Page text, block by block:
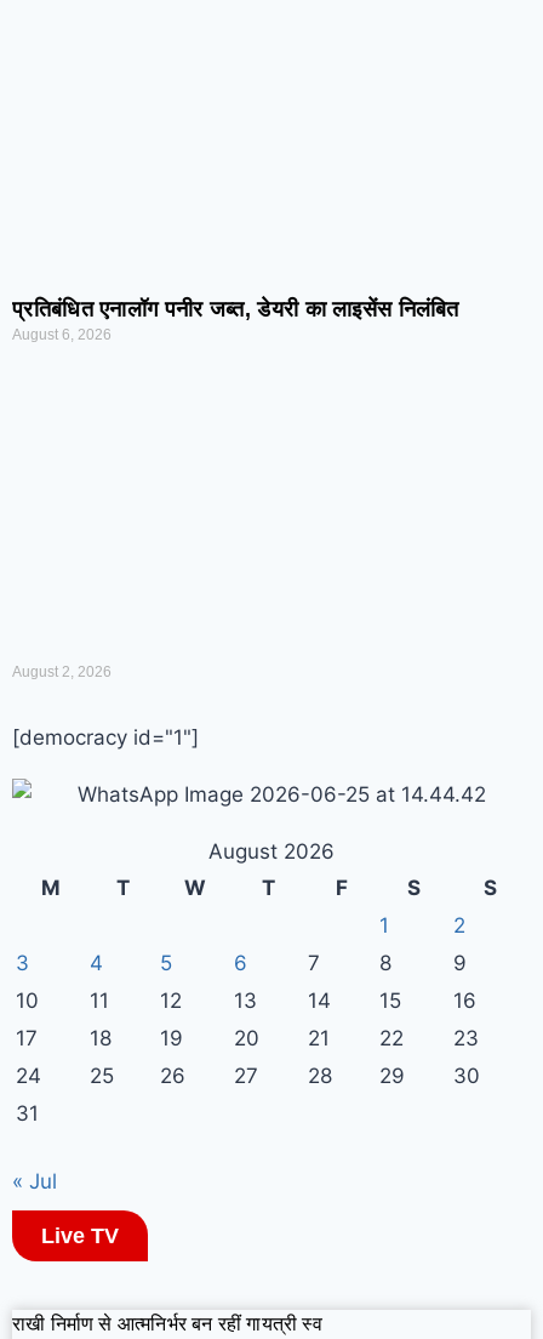
प्रतिबंधित एनालॉग पनीर जब्त, डेयरी का लाइसेंस निलंबित
August 6, 2026
August 2, 2026
[democracy id="1"]
August 2026
M
T W T F S
S
1
2
3
4 5 6 7 8
9
10
11 12 13 14 15
16
17
18 19 20 21 22
23
24
25 26 27 28 29
30
31
« Jul
Live TV
राखी निर्माण से आत्मनिर्भर बन रहीं गायत्री स्व